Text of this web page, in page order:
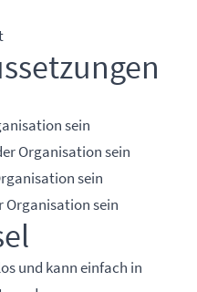
sein
Organisation sein
sein
Organisation sein
und kann einfach in